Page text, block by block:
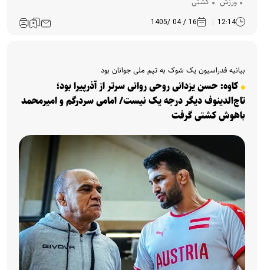
12:14
16 / 04 /1405
بیانیه فدراسیون یک شوک به تیم ملی جوانان بود
کاوه: حسن یزدانی روحی روانی سرتر از آذرپیرا بود؛
تاج‌الدینوف دیگر درجه یک نیست/ امامی سردرگم و امیرمحمد
باهوش کشتی گرفت